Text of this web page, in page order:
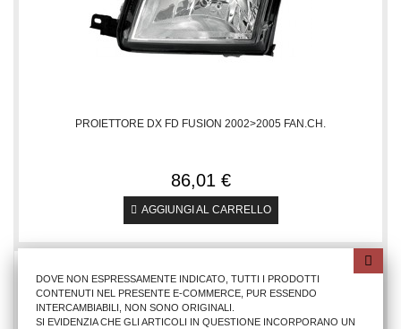
PROIETTORE DX FD FUSION 2002>2005 FAN.CH.
86,01 €
AGGIUNGI AL CARRELLO
DOVE NON ESPRESSAMENTE INDICATO, TUTTI I PRODOTTI
CONTENUTI NEL PRESENTE E-COMMERCE, PUR ESSENDO
INTERCAMBIABILI, NON SONO ORIGINALI.
SI EVIDENZIA CHE GLI ARTICOLI IN QUESTIONE INCORPORANO UN